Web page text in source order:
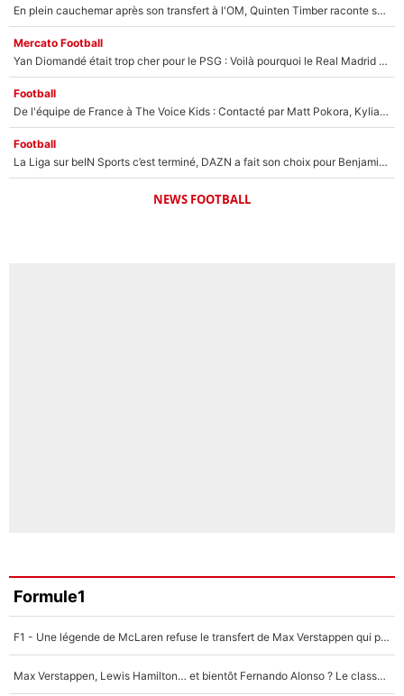
En plein cauchemar après son transfert à l'OM, Quinten Timber raconte ses doutes après sa signature à Marseille
Mercato Football
Yan Diomandé était trop cher pour le PSG : Voilà pourquoi le Real Madrid a accepté de payer la somme record de 140M€ pour boucler son transfert !
Football
De l'équipe de France à The Voice Kids : Contacté par Matt Pokora, Kylian Mbappé a accepté de jouer un rôle inédit sur TF1 !
Football
La Liga sur beIN Sports c’est terminé, DAZN a fait son choix pour Benjamin Da Silva et Omar Da Fonseca !
NEWS FOOTBALL
Formule1
F1 - Une légende de McLaren refuse le transfert de Max Verstappen qui pourrait «faire des vagues» et plomber l'ambiance dans l'équipe
Max Verstappen, Lewis Hamilton… et bientôt Fernando Alonso ? Le classement des pilotes les mieux payés en Formule 1 risque de changer !